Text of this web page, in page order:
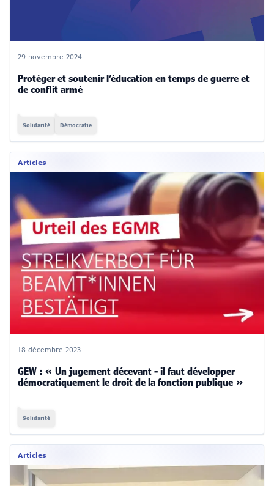
29 novembre 2024
Protéger et soutenir l’éducation en temps de guerre et
de conflit armé
Solidarité Démocratie
Articles
18 décembre 2023
GEW : « Un jugement décevant - il faut développer
démocratiquement le droit de la fonction publique »
Solidarité
Articles